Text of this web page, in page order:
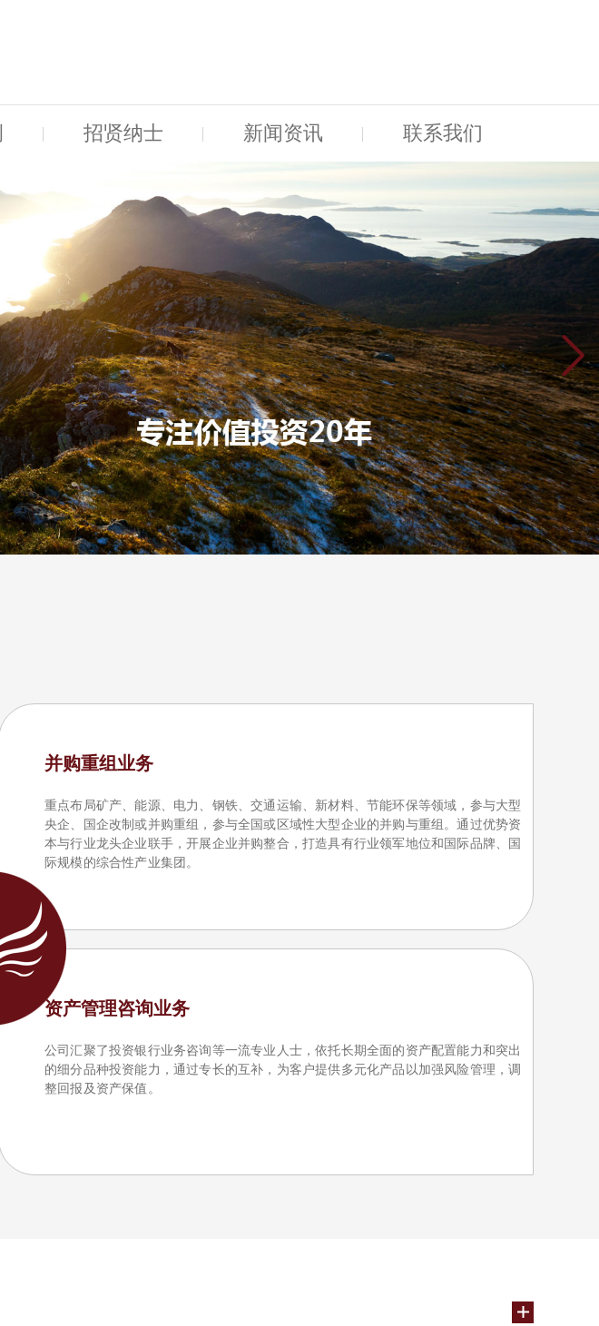
招贤纳士 新闻资讯 联系我们
并购重组业务
重点布局矿产、能源、电力、钢铁、交通运输、新材料、节能环保等领域，参与大型
央企、国企改制或并购重组，参与全国或区域性大型企业的并购与重组。通过优势资
本与行业龙头企业联手，开展企业并购整合，打造具有行业领军地位和国际品牌、国
际规模的综合性产业集团。
资产管理咨询业务
公司汇聚了投资银行业务咨询等一流专业人士，依托长期全面的资产配置能力和突出
的细分品种投资能力，通过专长的互补，为客户提供多元化产品以加强风险管理，调
整回报及资产保值。